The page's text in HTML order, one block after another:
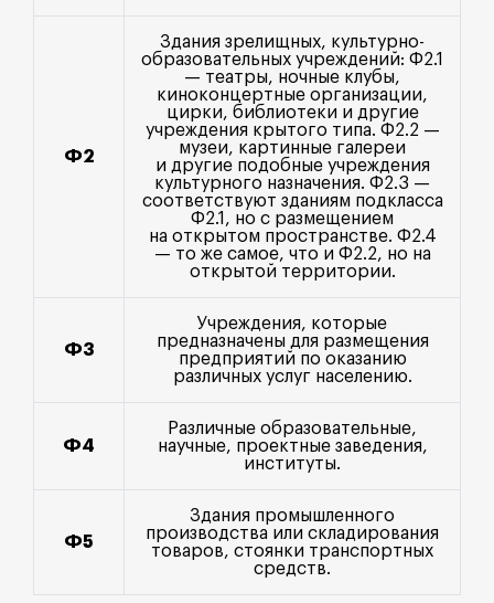
Ф2
Здания зрелищных, культурно-
образовательных учреждений: Ф2.1
— театры, ночные клубы,
киноконцертные организации,
цирки, библиотеки и другие
учреждения крытого типа. Ф2.2 —
музеи, картинные галереи
и другие подобные учреждения
культурного назначения. Ф2.3 —
соответствуют зданиям подкласса
Ф2.1, но с размещением
на открытом пространстве. Ф2.4
— то же самое, что и Ф2.2, но на
открытой территории.
Ф3
Учреждения, которые
предназначены для размещения
предприятий по оказанию
различных услуг населению.
Ф4
Различные образовательные,
научные, проектные заведения,
институты.
Ф5
Здания промышленного
производства или складирования
товаров, стоянки транспортных
средств.